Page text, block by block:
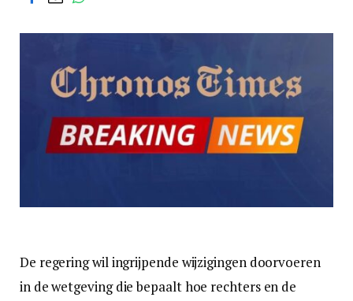
De regering wil ingrijpende wijzigingen doorvoeren
in de wetgeving die bepaalt hoe rechters en de